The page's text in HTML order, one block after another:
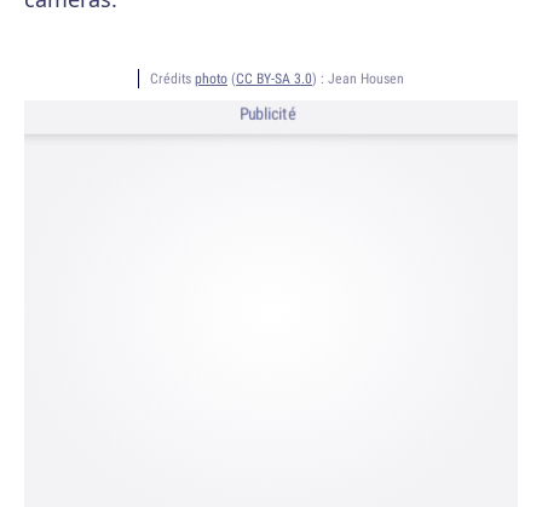
Crédits photo (CC BY-SA 3.0) : Jean Housen
Publicité